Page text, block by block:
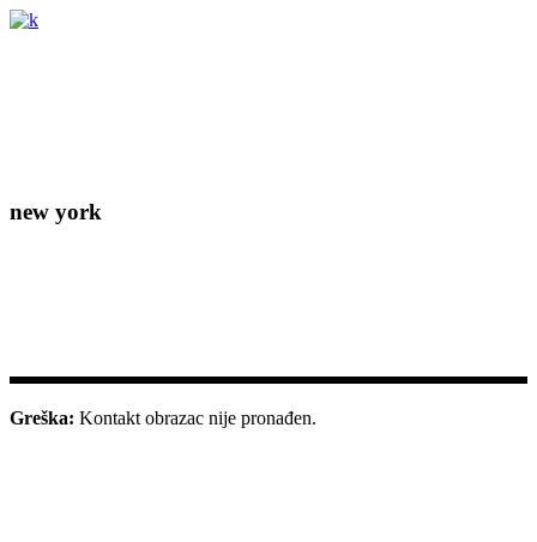
new york
Greška: Kontakt obrazac nije pronađen.